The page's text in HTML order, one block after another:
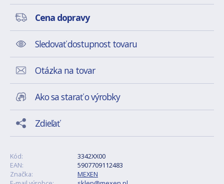
Cena dopravy
Sledovať dostupnost tovaru
Otázka na tovar
Ako sa starať o výrobky
Zdieľať
Kód:
3342XX00
EAN:
5907709112483
Značka:
MEXEN